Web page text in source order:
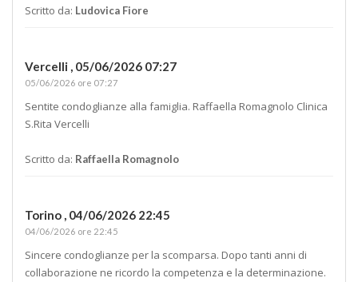
Scritto da: Ludovica Fiore
Vercelli , 05/06/2026 07:27
05/06/2026 ore 07:27
Sentite condoglianze alla famiglia. Raffaella Romagnolo Clinica
S.Rita Vercelli
Scritto da: Raffaella Romagnolo
Torino , 04/06/2026 22:45
04/06/2026 ore 22:45
Sincere condoglianze per la scomparsa. Dopo tanti anni di
collaborazione ne ricordo la competenza e la determinazione.